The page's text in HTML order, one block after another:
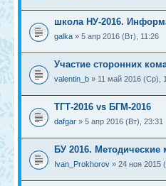
школа НУ-2016.
galka » 5 апр 2016 (Вт), 11:26
Участие сторонних
valentin_b » 11 май 2016 (Ср),
ТГТ-2016 vs БГМ-2016
dafgar » 5 апр 2016 (Вт), 23:31
БУ 2016.
Ivan_Prokhorov » 24 ноя 2015